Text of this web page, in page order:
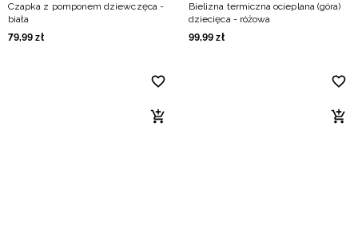
Czapka z pomponem dziewczęca -
biała
79,99 zł
Bielizna termiczna ocieplana (góra)
dziecięca - różowa
99,99 zł